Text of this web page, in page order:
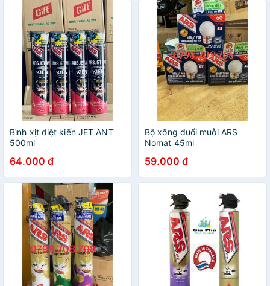
Bình xịt diệt kiến JET ANT
500ml
64.000 đ
Bộ xông đuổi muỗi ARS
Nomat 45ml
59.000 đ